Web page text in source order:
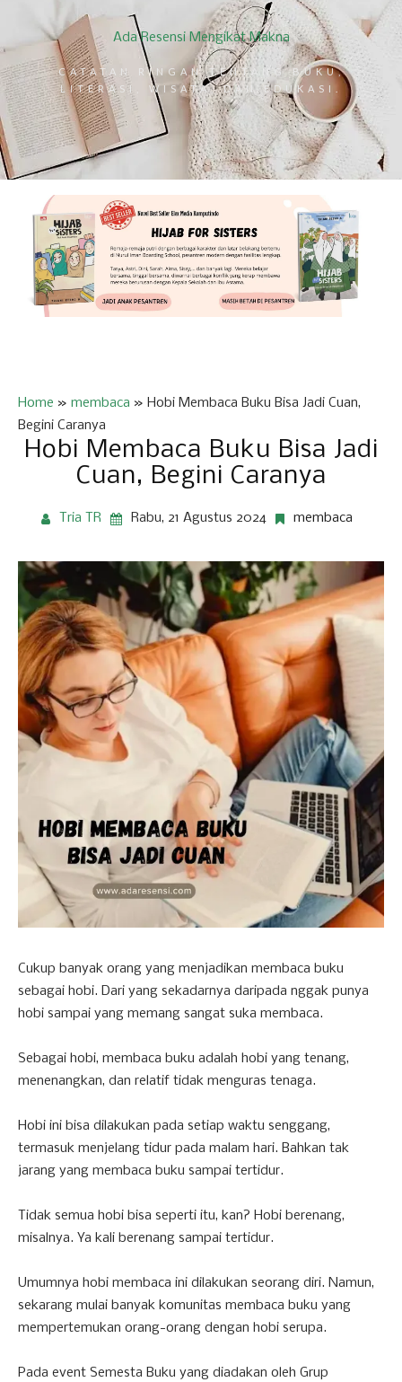
Ada Resensi Mengikat Makna
CATATAN RINGAN TENTANG BUKU,
LITERASI, WISATA, DAN EDUKASI.
Home » membaca » Hobi Membaca Buku Bisa Jadi Cuan,
Begini Caranya
Hobi Membaca Buku Bisa Jadi
Cuan, Begini Caranya
Tria TR Rabu, 21 Agustus 2024 membaca
Cukup banyak orang yang menjadikan membaca buku
sebagai hobi. Dari yang sekadarnya daripada nggak punya
hobi sampai yang memang sangat suka membaca.
Sebagai hobi, membaca buku adalah hobi yang tenang,
menenangkan, dan relatif tidak menguras tenaga.
Hobi ini bisa dilakukan pada setiap waktu senggang,
termasuk menjelang tidur pada malam hari. Bahkan tak
jarang yang membaca buku sampai tertidur.
Tidak semua hobi bisa seperti itu, kan? Hobi berenang,
misalnya. Ya kali berenang sampai tertidur.
Umumnya hobi membaca ini dilakukan seorang diri. Namun,
sekarang mulai banyak komunitas membaca buku yang
mempertemukan orang-orang dengan hobi serupa.
Pada event Semesta Buku yang diadakan oleh Grup